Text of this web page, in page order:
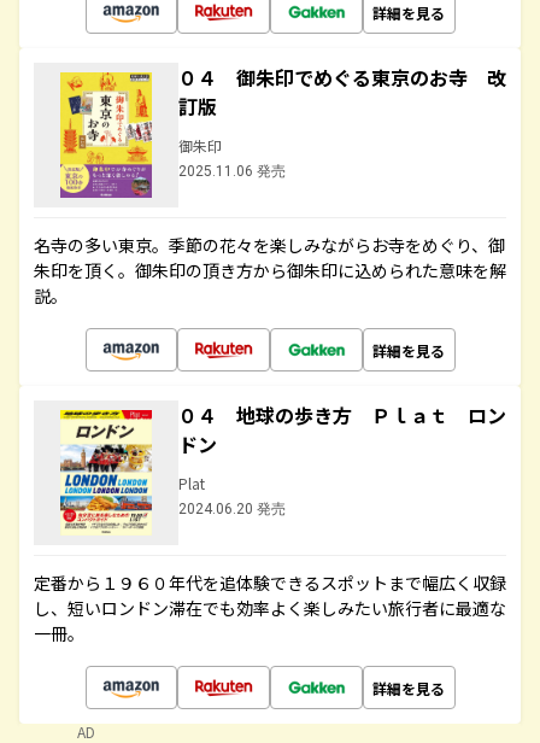
詳細を見る
０４ 御朱印でめぐる東京のお寺 改
訂版
御朱印
2025.11.06 発売
名寺の多い東京。季節の花々を楽しみながらお寺をめぐり、御
朱印を頂く。御朱印の頂き方から御朱印に込められた意味を解
説。
詳細を見る
０４ 地球の歩き方 Ｐｌａｔ ロン
ドン
Plat
2024.06.20 発売
定番から１９６０年代を追体験できるスポットまで幅広く収録
し、短いロンドン滞在でも効率よく楽しみたい旅行者に最適な
一冊。
詳細を見る
AD